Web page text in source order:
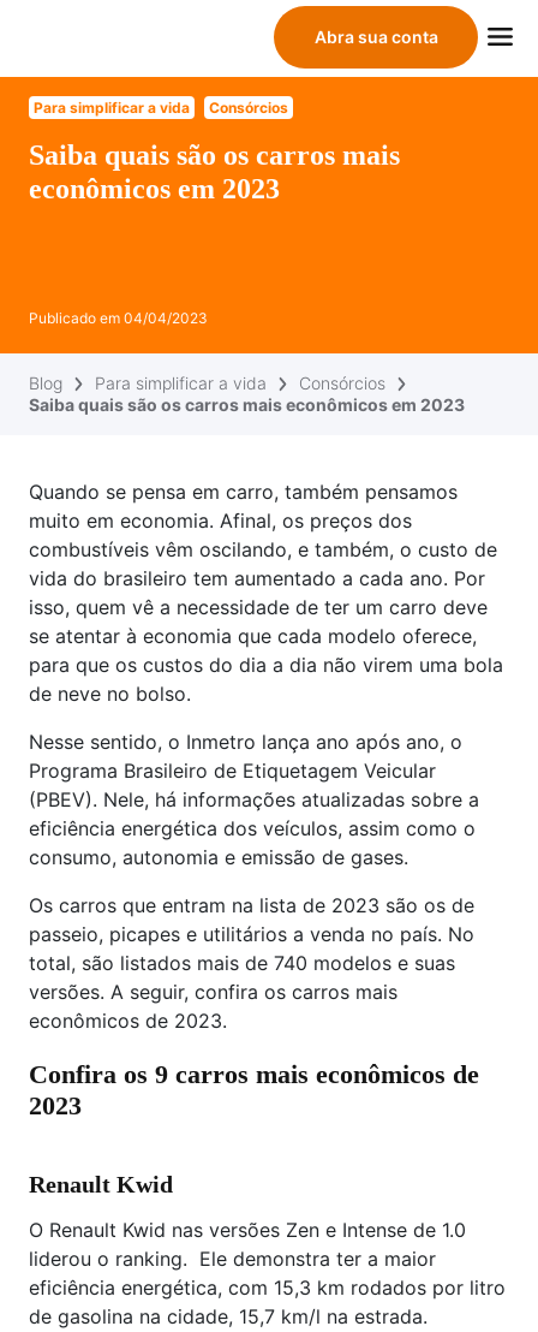
Abra sua conta
Para simplificar a vida Consórcios
Saiba quais são os carros mais
econômicos em 2023
Publicado em 04/04/2023
Blog Para simplificar a vida
Consórcios
Saiba quais são os carros mais econômicos em 2023
Quando se pensa em carro, também pensamos
muito em economia. Afinal, os preços dos
combustíveis vêm oscilando, e também, o custo de
vida do brasileiro tem aumentado a cada ano. Por
isso, quem vê a necessidade de ter um carro deve
se atentar à economia que cada modelo oferece,
para que os custos do dia a dia não virem uma bola
de neve no bolso.
Nesse sentido, o Inmetro lança ano após ano, o
Programa Brasileiro de Etiquetagem Veicular
(PBEV). Nele, há informações atualizadas sobre a
eficiência energética dos veículos, assim como o
consumo, autonomia e emissão de gases.
Os carros que entram na lista de 2023 são os de
passeio, picapes e utilitários a venda no país. No
total, são listados mais de 740 modelos e suas
versões. A seguir, confira os carros mais
econômicos de 2023.
Confira os 9 carros mais econômicos de
2023
Renault Kwid
O Renault Kwid nas versões Zen e Intense de 1.0
liderou o ranking. Ele demonstra ter a maior
eficiência energética, com 15,3 km rodados por litro
de gasolina na cidade, 15,7 km/l na estrada.